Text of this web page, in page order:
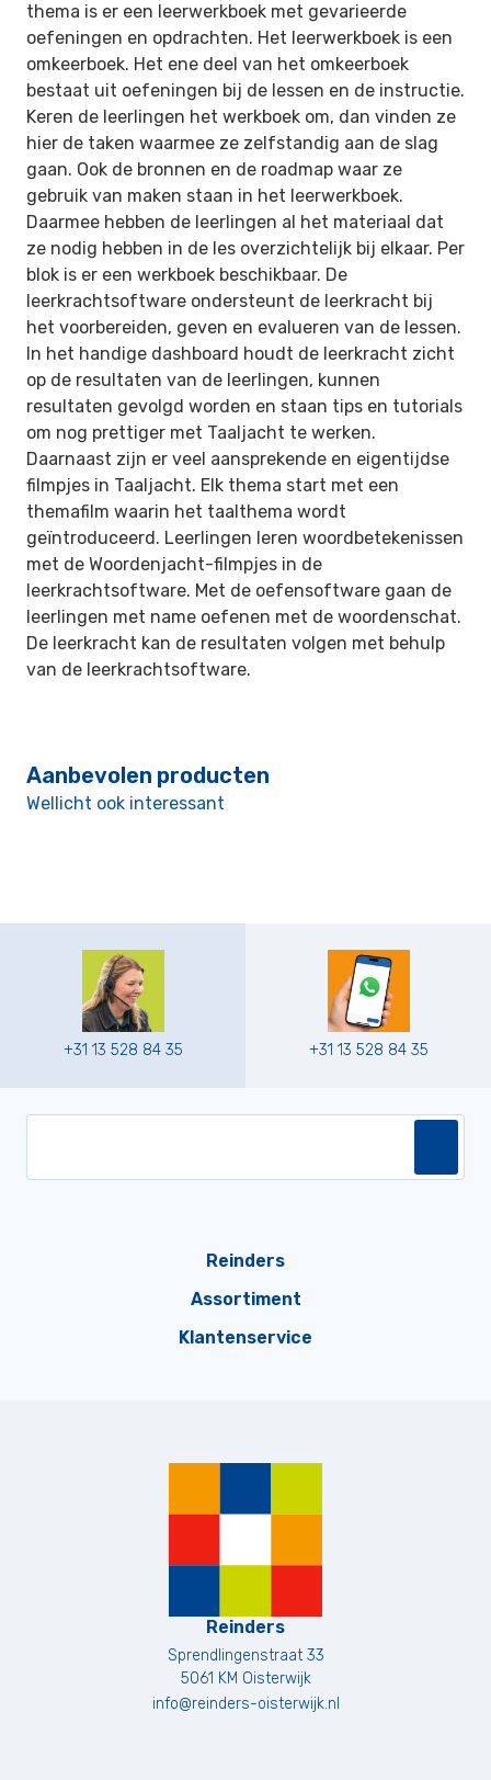
thema is er een leerwerkboek met gevarieerde
oefeningen en opdrachten. Het leerwerkboek is een
omkeerboek. Het ene deel van het omkeerboek
bestaat uit oefeningen bij de lessen en de instructie.
Keren de leerlingen het werkboek om, dan vinden ze
hier de taken waarmee ze zelfstandig aan de slag
gaan. Ook de bronnen en de roadmap waar ze
gebruik van maken staan in het leerwerkboek.
Daarmee hebben de leerlingen al het materiaal dat
ze nodig hebben in de les overzichtelijk bij elkaar. Per
blok is er een werkboek beschikbaar. De
leerkrachtsoftware ondersteunt de leerkracht bij
het voorbereiden, geven en evalueren van de lessen.
In het handige dashboard houdt de leerkracht zicht
op de resultaten van de leerlingen, kunnen
resultaten gevolgd worden en staan tips en tutorials
om nog prettiger met Taaljacht te werken.
Daarnaast zijn er veel aansprekende en eigentijdse
filmpjes in Taaljacht. Elk thema start met een
themafilm waarin het taalthema wordt
geïntroduceerd. Leerlingen leren woordbetekenissen
met de Woordenjacht-filmpjes in de
leerkrachtsoftware. Met de oefensoftware gaan de
leerlingen met name oefenen met de woordenschat.
De leerkracht kan de resultaten volgen met behulp
van de leerkrachtsoftware.
Aanbevolen producten
Wellicht ook interessant
+31 13 528 84 35 +31 13 528 84 35
Reinders
Assortiment
Klantenservice
Reinders
Sprendlingenstraat 33
5061 KM Oisterwijk
info@reinders-oisterwijk.nl